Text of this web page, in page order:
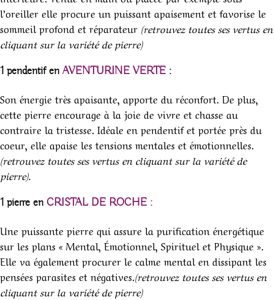
l’oreiller elle procure un puissant apaisement et favorise le
sommeil profond et réparateur (retrouvez toutes ses vertus en
cliquant sur la variété de pierre)
1 pendentif en AVENTURINE VERTE :
Son énergie très apaisante, apporte du réconfort. De plus,
cette pierre encourage à la joie de vivre et chasse au
contraire la tristesse. Idéale en pendentif et portée près du
coeur, elle apaise les tensions mentales et émotionnelles.
(retrouvez toutes ses vertus en cliquant sur la variété de
pierre).
1 pierre en CRISTAL DE ROCHE :
Une puissante pierre qui assure la purification énergétique
sur les plans « Mental, Émotionnel, Spirituel et Physique ».
Elle va également procurer le calme mental en dissipant les
pensées parasites et négatives.(retrouvez toutes ses vertus en
cliquant sur la variété de pierre)